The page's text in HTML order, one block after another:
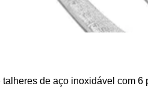
de aço inoxidável com 6